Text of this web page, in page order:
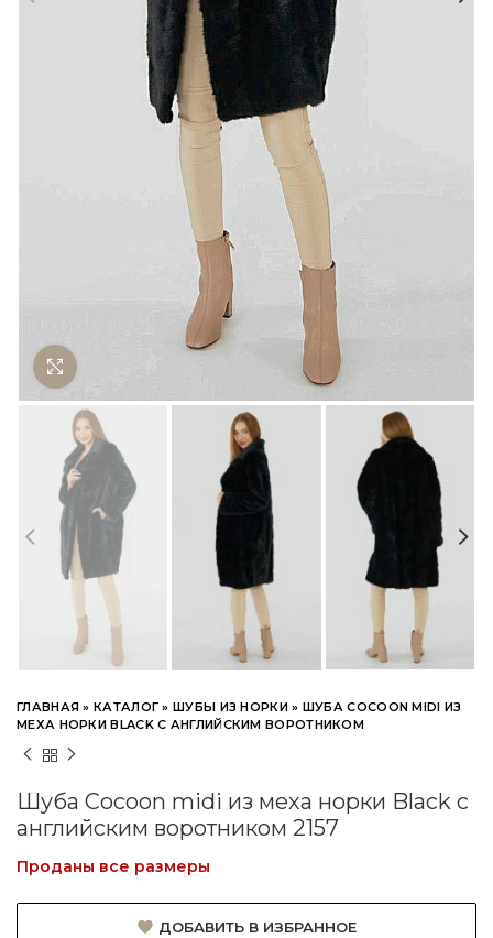
ГЛАВНАЯ »КАТАЛОГ »ШУБЫ ИЗ НОРКИ» ШУБА COCOON MIDI ИЗ
МЕХА НОРКИ BLACK С АНГЛИЙСКИМ ВОРОТНИКОМ
Шуба Cocoon midi из меха норки Black с
английским воротником 2157
Проданы все размеры
ДОБАВИТЬ В ИЗБРАННОЕ